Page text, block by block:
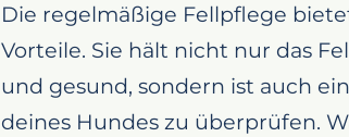
Die regelmäßige Fellpflege
Vorteile. Sie hält nicht nur das
und gesund, sondern ist auch
deines Hundes zu überprüfen.